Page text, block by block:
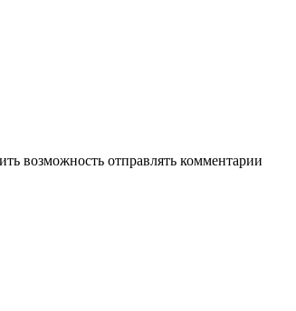
возможность отправлять комментарии